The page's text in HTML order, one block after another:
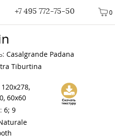
0
+7 495 772-75-50
Casalgrande Padana
Tiburtina
120x278,
60x60
6; 9